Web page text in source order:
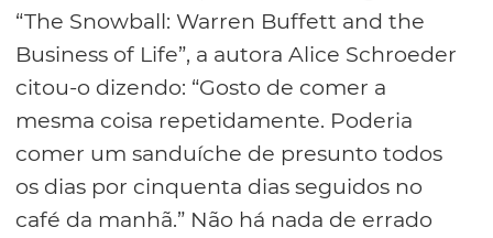
“The Snowball: Warren Buffett and the
Business of Life”, a autora Alice Schroeder
citou-o dizendo: “Gosto de comer a
mesma coisa repetidamente. Poderia
comer um sanduíche de presunto todos
os dias por cinquenta dias seguidos no
café da manhã.” Não há nada de errado